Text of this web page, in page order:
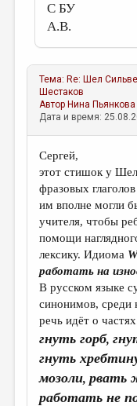
С БУ
А.В.
Тема: Re: Шел
Шестаков
Автор Нина Пьянкова
Дата и время:
Сергей,
этот стишок у
фразовых
им вполне могли
учителя, чтобы
помощи
лексику. Идиома
работать на
В русском языке
синонимов, среди
речь идёт о
гнуть горб,
гнуть
мозоли,рвать
работать не